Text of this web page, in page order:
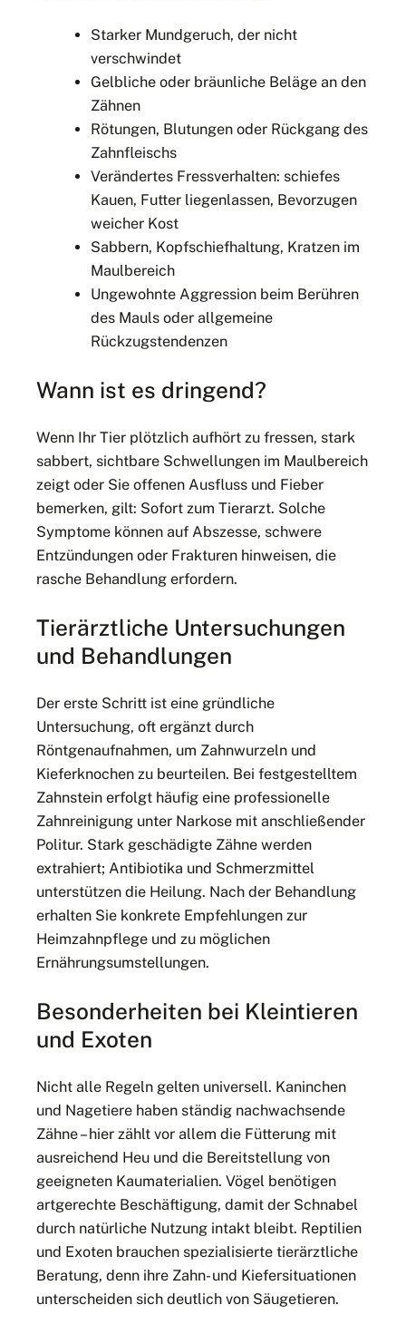
Starker Mundgeruch, der nicht
verschwindet
Gelbliche oder bräunliche Beläge an den
Zähnen
Rötungen, Blutungen oder Rückgang des
Zahnfleischs
Verändertes Fressverhalten: schiefes
Kauen, Futter liegenlassen, Bevorzugen
weicher Kost
Sabbern, Kopfschiefhaltung, Kratzen im
Maulbereich
Ungewohnte Aggression beim Berühren
des Mauls oder allgemeine
Rückzugstendenzen
Wann ist es dringend?
Wenn Ihr Tier plötzlich aufhört zu fressen, stark
sabbert, sichtbare Schwellungen im Maulbereich
zeigt oder Sie offenen Ausfluss und Fieber
bemerken, gilt: Sofort zum Tierarzt. Solche
Symptome können auf Abszesse, schwere
Entzündungen oder Frakturen hinweisen, die
rasche Behandlung erfordern.
Tierärztliche Untersuchungen
und Behandlungen
Der erste Schritt ist eine gründliche
Untersuchung, oft ergänzt durch
Röntgenaufnahmen, um Zahnwurzeln und
Kieferknochen zu beurteilen. Bei festgestelltem
Zahnstein erfolgt häufig eine professionelle
Zahnreinigung unter Narkose mit anschließender
Politur. Stark geschädigte Zähne werden
extrahiert; Antibiotika und Schmerzmittel
unterstützen die Heilung. Nach der Behandlung
erhalten Sie konkrete Empfehlungen zur
Heimzahnpflege und zu möglichen
Ernährungsumstellungen.
Besonderheiten bei Kleintieren
und Exoten
Nicht alle Regeln gelten universell. Kaninchen
und Nagetiere haben ständig nachwachsende
Zähne – hier zählt vor allem die Fütterung mit
ausreichend Heu und die Bereitstellung von
geeigneten Kaumaterialien. Vögel benötigen
artgerechte Beschäftigung, damit der Schnabel
durch natürliche Nutzung intakt bleibt. Reptilien
und Exoten brauchen spezialisierte tierärztliche
Beratung, denn ihre Zahn- und Kiefersituationen
unterscheiden sich deutlich von Säugetieren.